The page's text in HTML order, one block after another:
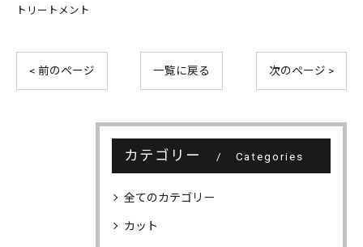
トリートメント
< 前のページ 一覧に戻る 次のページ >
カテゴリー Categories
全てのカテゴリー
カット